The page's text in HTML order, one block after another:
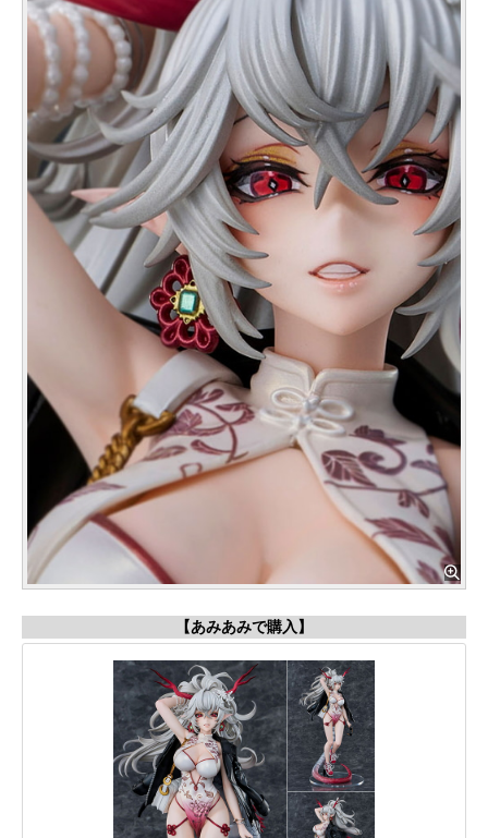
【あみあみで購入】